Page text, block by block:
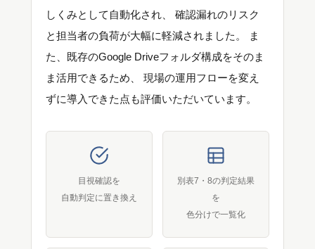
しくみとして自動化され、 確認漏れのリスク
と担当者の負荷が大幅に軽減されました。 ま
た、既存のGoogle Driveフォルダ構成をそのま
ま活用できるため、 現場の運用フローを変え
ずに導入できた点も評価いただいています。
目視確認を
自動判定に置き換え
別表7・8の判定結果
を
色分けで一覧化